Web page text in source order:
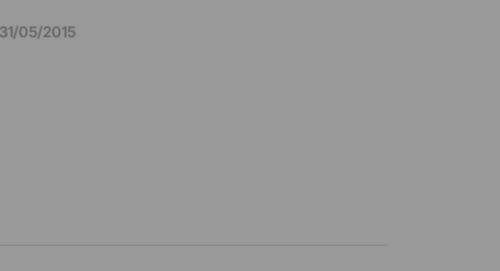
05/2015